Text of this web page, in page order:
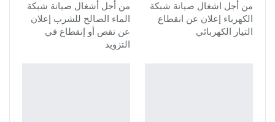
من أجل أشغال صيانة شبكة
الماء الصالح للشرب إعلان
عن نقص أو إنقطاع في
التزويد
من أجل اشغال صيانة شبكة
الكهرباء إعلان عن انقطاع
التيار الكهربائي